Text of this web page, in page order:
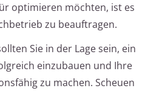
optimieren möchten, ist es
zu beauftragen.
Sie in der Lage sein, ein
einzubauen und Ihre
zu machen. Scheuen